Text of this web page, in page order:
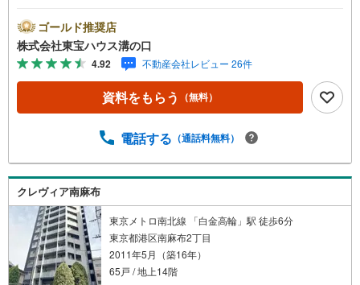
い！●10:00～21:00はお電話でのお問い合わせがスムーズで
す。【Yahoo！ 不動産キャンペーン対象店舗】当店で物件
を成約するとPayPayポイントがもらえる「Yahoo！不動産
物件ご成約キャンペーン」の対象になります。「資料をも
らう」「見学予約をする」ボタンからお問い合わせくださ
い。※必ずYahoo！ JAPAN IDでログインしてください。※P
客様からのお言葉に感謝してこれからも楽しく素敵なお家
らまずは、お気軽に東宝ハウス溝の口に相談してみません
か？何も決まっていなくて大丈夫！まずはお客様の夢をお
聞かせ下さい！未来の「不安」を「安心」に変える「未来
カレンダー」もご来店時に好評です。スタッフ一同いつで
もお客様のお問合せをお待ちしております。
ゴールド推奨店
株式会社東宝ハウス溝の口
4.92 不動産会社レビュー 26件
資料をもらう （無料）
電話する （通話料無料）
クレヴィア南麻布
東京メトロ南北線 「白金高輪」駅 徒歩6分
東京都港区南麻布2丁目
2011年5月（築16年）
65戸 / 地上14階